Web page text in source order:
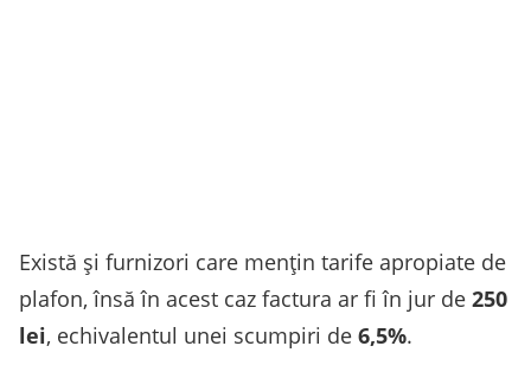
Există și furnizori care mențin tarife apropiate de
plafon, însă în acest caz factura ar fi în jur de 250
lei, echivalentul unei scumpiri de 6,5%.